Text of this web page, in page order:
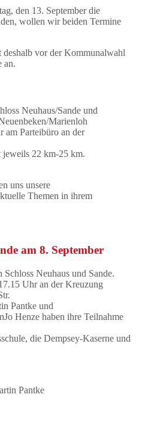
den 13. September die
wollen wir beiden Termine
deshalb vor der Kommunalwahl
an.
Neuhaus/Sande und
Marienloh
am Parteibüro an der
jeweils 22 km-25 km.
uns unsere
Themen in ihrem
am 8. September
Neuhaus und Sande.
Uhr an der Kreuzung
Pantke und
Henze haben ihre Teilnahme
die Dempsey-Kaserne und
Pantke